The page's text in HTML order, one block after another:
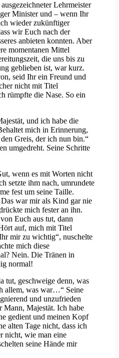
Lehrmeister
Minister und – wenn Ihr
wieder zukünftiger
wir Euch nach der
anbieten konnten. Aber
momentanen Mittel
die uns bis zu
geblieben ist, war kurz.
seid Ihr ein Freund und
nicht mit Titel
rümpfte die Nase. So ein
und ich habe die
mich in Erinnerung,
Greis, der ich nun bin.“
umgedreht. Seine Schritte
wenn es mit Worten nicht
setzte ihm nach, umrundete
fest um seine Taille.
war mir als Kind gar nie
mich fester an ihn.
Euch aus tut, dann
auf, mich mit Titel
mir zu wichtig“, nuschelte
mich diese
Nein. Die Tränen in
normal!
tut, geschweige denn, was
allem, was war…“ Seine
und unzufrieden
Mann, Majestät. Ich habe
gedient und meinen Kopf
alten Tage nicht, dass ich
nicht, wie man eine
seine Hände mir